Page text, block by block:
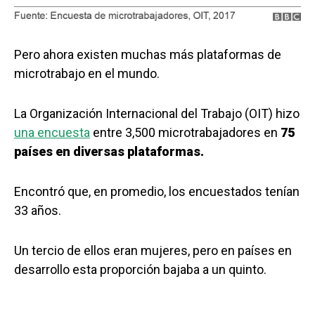
Pero ahora existen muchas más plataformas de
microtrabajo en el mundo.
La Organización Internacional del Trabajo (OIT) hizo
una encuesta entre 3,500 microtrabajadores en 75
países en diversas plataformas.
Encontró que, en promedio, los encuestados tenían
33 años.
Un tercio de ellos eran mujeres, pero en países en
desarrollo esta proporción bajaba a un quinto.